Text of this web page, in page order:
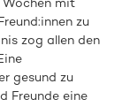
zu
zog allen den
gesund zu
Freunde eine